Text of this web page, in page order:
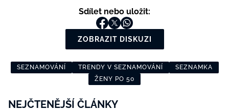
Sdílet nebo uložit:
ZOBRAZIT DISKUZI
SEZNAMOVÁNÍ TRENDY V SEZNAMOVÁNÍ
SEZNAMKA
ŽENY PO 50
NEJČTENĚJŠÍ ČLÁNKY